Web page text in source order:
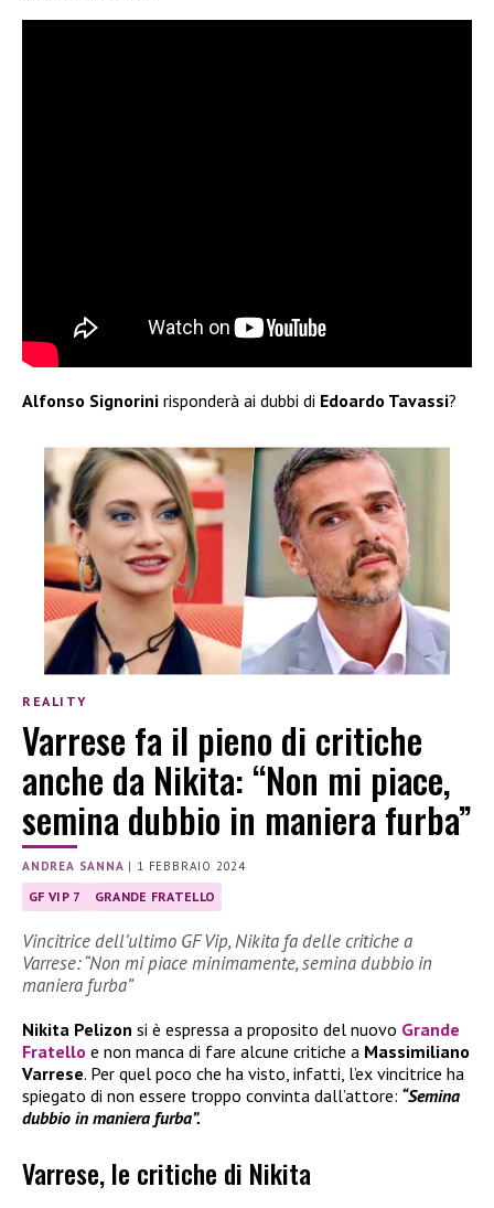
Alfonso Signorini risponderà ai dubbi di Edoardo Tavassi?
REALITY
Varrese fa il pieno di critiche
anche da Nikita: “Non mi piace,
semina dubbio in maniera furba”
ANDREA SANNA | 1 FEBBRAIO 2024
GF VIP 7 GRANDE FRATELLO
Vincitrice dell’ultimo GF Vip, Nikita fa delle critiche a
Varrese: “Non mi piace minimamente, semina dubbio in
maniera furba”
Nikita Pelizon si è espressa a proposito del nuovo Grande
Fratello e non manca di fare alcune critiche a Massimiliano
Varrese. Per quel poco che ha visto, infatti, l’ex vincitrice ha
spiegato di non essere troppo convinta dall’attore: “Semina
dubbio in maniera furba”.
Varrese, le critiche di Nikita